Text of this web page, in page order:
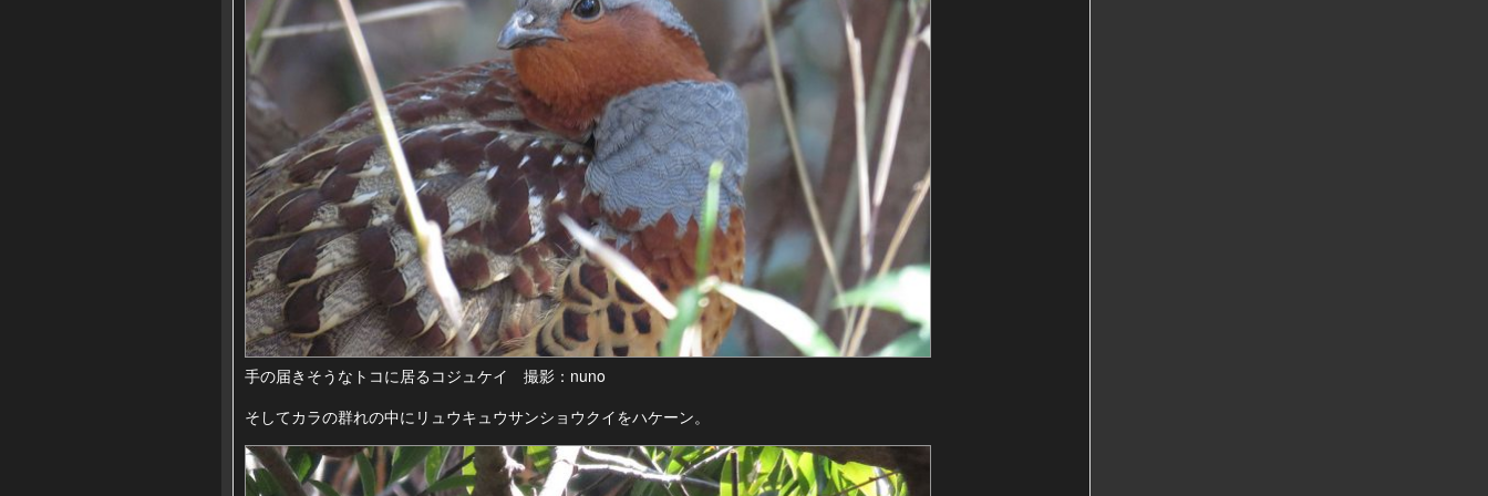
手の届きそうなトコに居るコジュケイ 撮影：nuno
そしてカラの群れの中にリュウキュウサンショウクイをハケーン。